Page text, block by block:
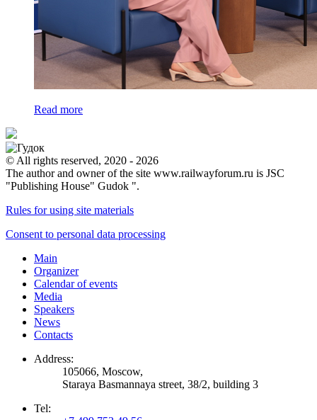
Read more
© All rights reserved, 2020 - 2026
The author and owner of the site www.railwayforum.ru is JSC
"Publishing House" Gudok ".
Rules for using site materials
Consent to personal data processing
Main
Organizer
Calendar of events
Media
Speakers
News
Contacts
Address:
105066, Moscow,
Staraya Basmannaya street, 38/2, building 3
Tel: